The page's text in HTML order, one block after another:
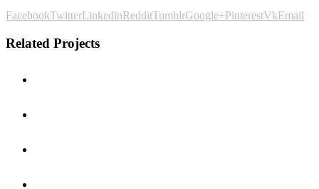
FacebookTwitterLinkedinRedditTumblrGoogle+PinterestVkEmail
Related Projects